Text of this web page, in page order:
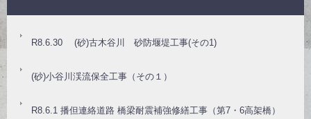
R8.6.30 (砂)古木谷川 砂防堰堤工事(その1)
(砂)小谷川渓流保全工事（その１）
R8.6.1 播但連絡道路 橋梁耐震補強修繕工事（第7・6高架橋）